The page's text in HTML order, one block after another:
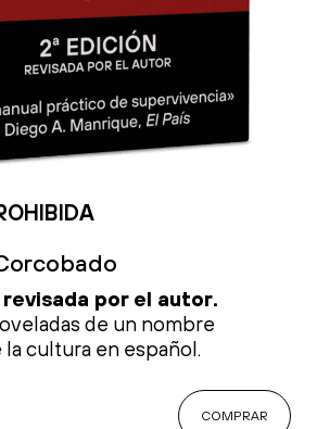
por el autor.
de un nombre
cultura en español.
COMPRAR